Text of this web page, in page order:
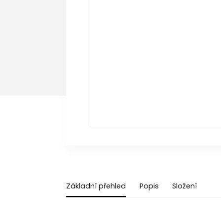
Základní přehled Popis Složení